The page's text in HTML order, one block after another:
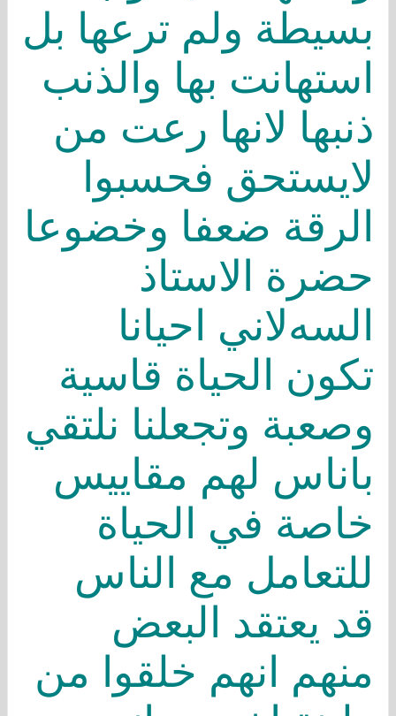
بسيطة ولم ترعها بل
استهانت بها والذنب
ذنبها ﻻنها رعت من
ﻻيستحق فحسبوا
الرقة ضعفا وخضوعا
حضرة اﻻستاذ
السهﻻني احيانا
تكون الحياة قاسية
وصعبة وتجعلنا نلتقي
باناس لهم مقاييس
خاصة في الحياة
للتعامل مع الناس
قد يعتقد البعض
منهم انهم خلقوا من